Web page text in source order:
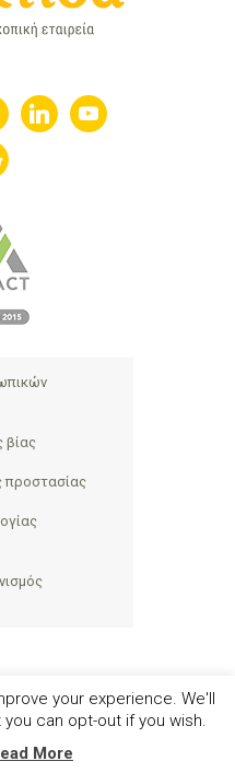
linkedin youtube
βίας
προστασίας
your experience. We'll
can opt-out if you wish.
More